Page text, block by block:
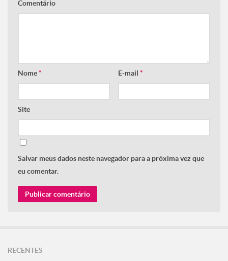
Comentário
Nome* E-mail *
Site
Salvar meus dados neste navegador para a próxima vez que
eu comentar.
RECENTES